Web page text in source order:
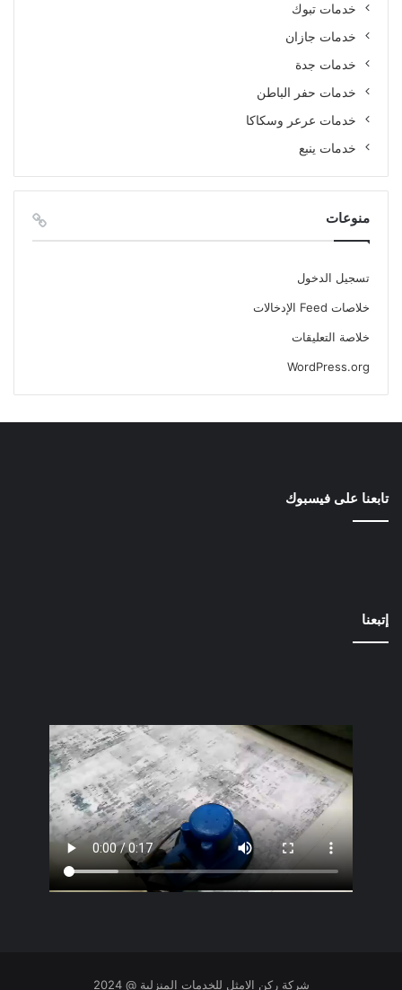
خدمات تبوك
خدمات جازان
خدمات جدة
خدمات حفر الباطن
خدمات عرعر وسكاكا
خدمات ينبع
منوعات
تسجيل الدخول
خلاصات Feed الإدخالات
خلاصة التعليقات
WordPress.org
تابعنا على فيسبوك
إتبعنا
شركة ركن الامثل للخدمات المنزلية @ 2024